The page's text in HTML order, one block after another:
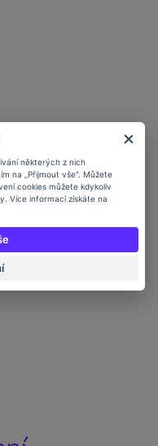
některých z nich
na „Přijmout vše“. Můžete
cookies můžete kdykoliv
Více informací získáte na